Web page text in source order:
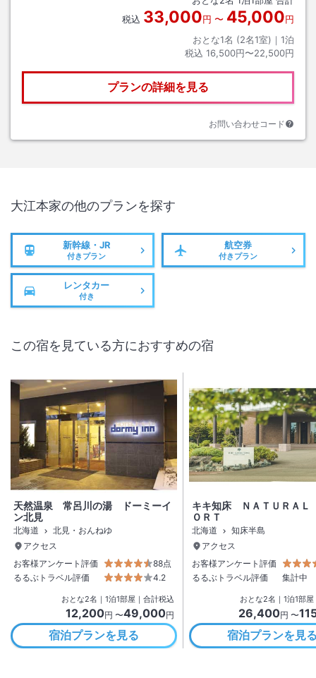
税込 33,000円 〜 45,000円
おとな1名 (2名1室)｜ 1泊
税込 16,500円〜22,500円
プランの詳細を見る
お問い合わせコード
大江本家の他のプランを探す
新幹線・JR
付きプラン
航空券
付きプラン
レンタカー
付き
この宿を見ている方におすすめの宿
天然温泉 常呂川の湯 ドーミーイ
ン北見
北海道
北見・おんねゆ
アクセス
お客様アンケート評価
88点
るるぶトラベル評価
4.2
おとな2名 ｜ 1泊1部屋｜合計税込
12,200円 〜49,000円
宿泊プランを見る
キキ知床 ＮＡＴＵＲＡ
ＯＲＴ
北海道
知床半島
アクセス
お客様アンケート評価
るるぶトラベル評価
集計中
おとな2名 ｜ 1泊1部屋
26,400円 〜
宿泊プランを見